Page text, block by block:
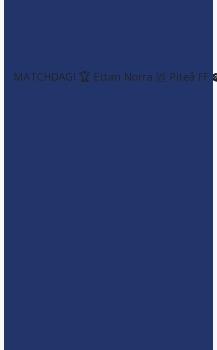
MATCHDAG! 🏆 Ettan Norra 🆚 Piteå FF